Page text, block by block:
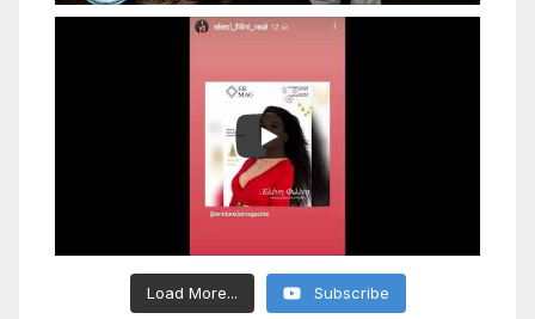
Load More... Subscribe